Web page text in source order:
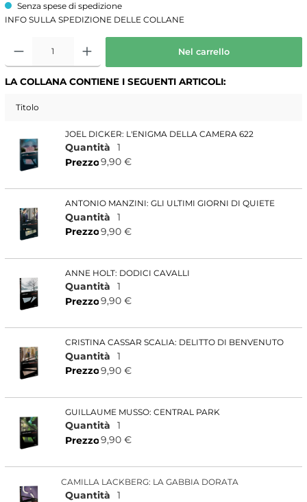
Senza spese di spedizione
INFO SULLA SPEDIZIONE DELLE COLLANE
Nel carrello
LA COLLANA CONTIENE I SEGUENTI ARTICOLI:
Titolo
JOEL DICKER: L'ENIGMA DELLA CAMERA 622
Quantità
1
Prezzo9,90 €
ANTONIO MANZINI: GLI ULTIMI GIORNI DI QUIETE
Quantità
1
Prezzo9,90 €
ANNE HOLT: DODICI CAVALLI
Quantità
1
Prezzo9,90 €
CRISTINA CASSAR SCALIA: DELITTO DI BENVENUTO
Quantità
1
Prezzo9,90 €
GUILLAUME MUSSO: CENTRAL PARK
Quantità
1
Prezzo9,90 €
CAMILLA LACKBERG: LA GABBIA DORATA
Quantità
1